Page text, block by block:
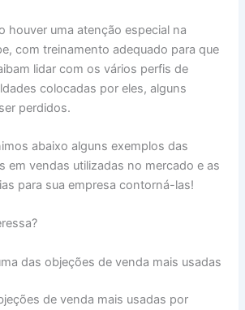
houver uma atenção especial na
com treinamento adequado para que
lidar com os vários perfis de
colocadas por eles, alguns
perdidos.
abaixo alguns exemplos das
em vendas utilizadas no mercado e as
para sua empresa contorná-las!
das objeções de venda mais usadas
de venda mais usadas por